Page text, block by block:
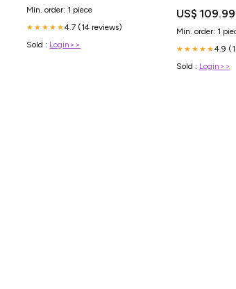
Min. order: 1 piece
★★★★★4.7 (14 reviews)
Sold : Login>>
US$ 109.99
Min. order: 1
★★★★★4.9
Sold : Login>>